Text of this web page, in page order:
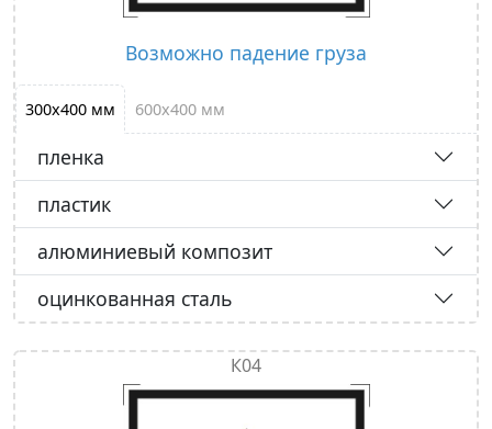
Возможно падение груза
300х400 мм 600х400 мм
пленка
пластик
алюминиевый композит
оцинкованная сталь
К04